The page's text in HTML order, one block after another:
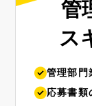
管
ス
管理部門
応募書類